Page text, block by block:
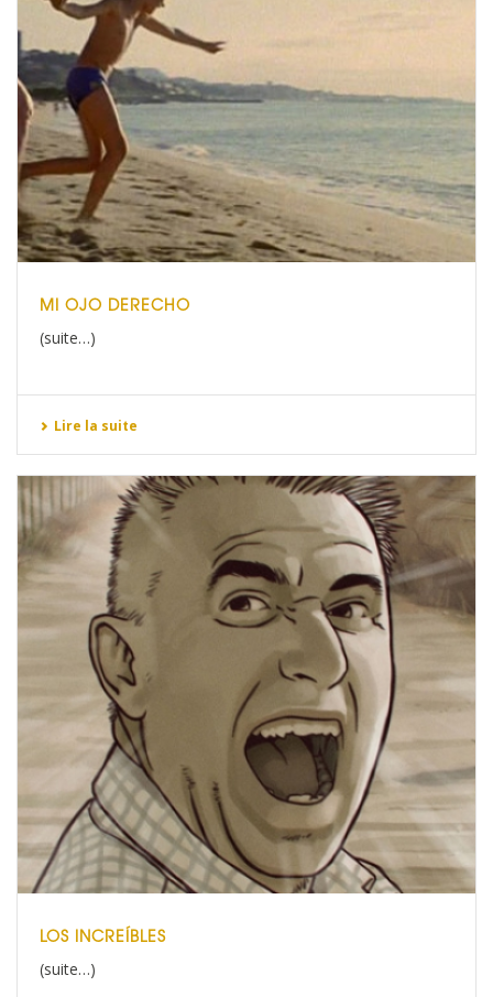
MI OJO DERECHO
(suite…)
Lire la suite
LOS INCREÍBLES
(suite…)